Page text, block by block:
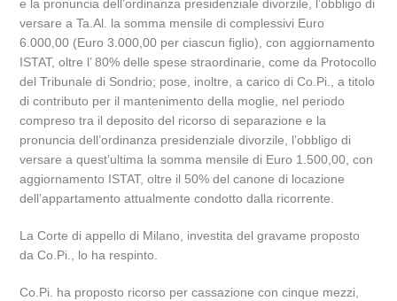
e la pronuncia dell’ordinanza presidenziale divorzile, l’obbligo di
versare a Ta.Al. la somma mensile di complessivi Euro
6.000,00 (Euro 3.000,00 per ciascun figlio), con aggiornamento
ISTAT, oltre l’ 80% delle spese straordinarie, come da Protocollo
del Tribunale di Sondrio; pose, inoltre, a carico di Co.Pi., a titolo
di contributo per il mantenimento della moglie, nel periodo
compreso tra il deposito del ricorso di separazione e la
pronuncia dell’ordinanza presidenziale divorzile, l’obbligo di
versare a quest’ultima la somma mensile di Euro 1.500,00, con
aggiornamento ISTAT, oltre il 50% del canone di locazione
dell’appartamento attualmente condotto dalla ricorrente.
La Corte di appello di Milano, investita del gravame proposto
da Co.Pi., lo ha respinto.
Co.Pi. ha proposto ricorso per cassazione con cinque mezzi,